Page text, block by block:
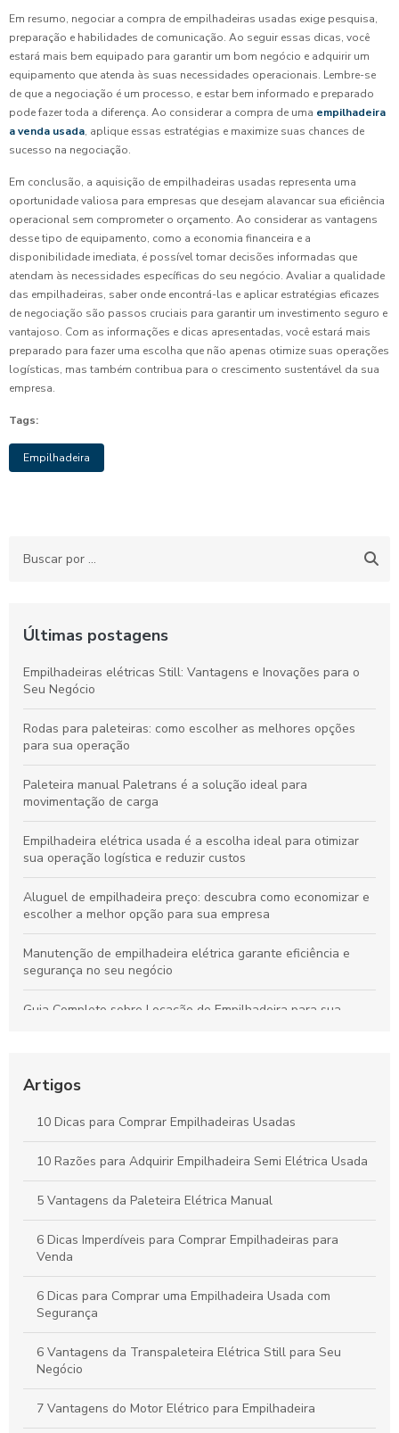
Em resumo, negociar a compra de empilhadeiras usadas exige pesquisa,
preparação e habilidades de comunicação. Ao seguir essas dicas, você
estará mais bem equipado para garantir um bom negócio e adquirir um
equipamento que atenda às suas necessidades operacionais. Lembre-se
de que a negociação é um processo, e estar bem informado e preparado
pode fazer toda a diferença. Ao considerar a compra de uma empilhadeira
a venda usada, aplique essas estratégias e maximize suas chances de
sucesso na negociação.
Em conclusão, a aquisição de empilhadeiras usadas representa uma
oportunidade valiosa para empresas que desejam alavancar sua eficiência
operacional sem comprometer o orçamento. Ao considerar as vantagens
desse tipo de equipamento, como a economia financeira e a
disponibilidade imediata, é possível tomar decisões informadas que
atendam às necessidades específicas do seu negócio. Avaliar a qualidade
das empilhadeiras, saber onde encontrá-las e aplicar estratégias eficazes
de negociação são passos cruciais para garantir um investimento seguro e
vantajoso. Com as informações e dicas apresentadas, você estará mais
preparado para fazer uma escolha que não apenas otimize suas operações
logísticas, mas também contribua para o crescimento sustentável da sua
empresa.
Tags:
Empilhadeira
Últimas postagens
Empilhadeiras elétricas Still: Vantagens e Inovações para o
Seu Negócio
Rodas para paleteiras: como escolher as melhores opções
para sua operação
Paleteira manual Paletrans é a solução ideal para
movimentação de carga
Empilhadeira elétrica usada é a escolha ideal para otimizar
sua operação logística e reduzir custos
Aluguel de empilhadeira preço: descubra como economizar e
escolher a melhor opção para sua empresa
Manutenção de empilhadeira elétrica garante eficiência e
segurança no seu negócio
Guia Completo sobre Locação de Empilhadeira para sua
Empresa
Como Escolher a Melhor Selecionadora de Pedidos para Seu
Negócio
Peças para Empilhadeira: Como Escolher as Melhores Opções
para seu Equipamento
Artigos
10 Dicas para Comprar Empilhadeiras Usadas
10 Razões para Adquirir Empilhadeira Semi Elétrica Usada
5 Vantagens da Paleteira Elétrica Manual
6 Dicas Imperdíveis para Comprar Empilhadeiras para
Venda
6 Dicas para Comprar uma Empilhadeira Usada com
Segurança
6 Vantagens da Transpaleteira Elétrica Still para Seu
Negócio
7 Vantagens do Motor Elétrico para Empilhadeira